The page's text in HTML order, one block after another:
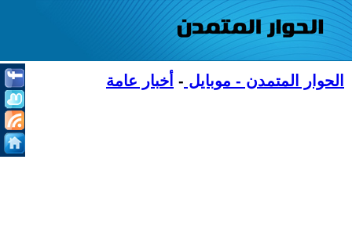
الحوار المتمدن - موبايل - أخبار عامة